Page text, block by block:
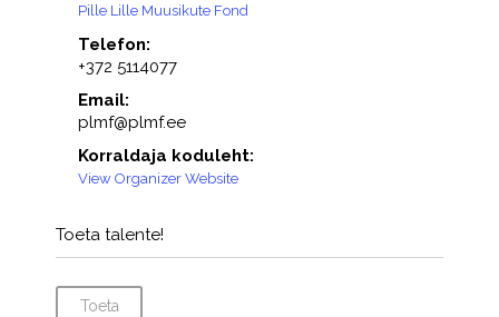
Pille Lille Muusikute Fond
Telefon:
+372 5114077
Email:
plmf@plmf.ee
Korraldaja koduleht:
View Organizer Website
Toeta talente!
Toeta